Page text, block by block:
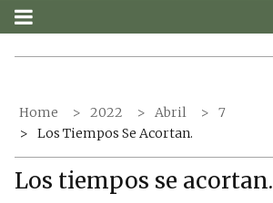
Home 2022 Abril
7
Los Tiempos Se Acortan.
Los tiempos se acortan.